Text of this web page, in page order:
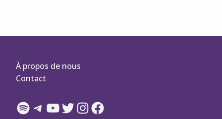
À propos de nous
Contact
Spotify
Telegram
YouTube
Twitter
Instagram
Facebook